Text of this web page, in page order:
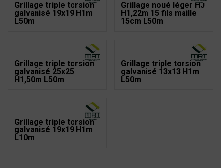
Grillage triple torsion
galvanisé 19x19 H1m
L50m
Grillage noué léger HJ
H1,22m 15 fils maille
15cm L50m
Grillage triple torsion
galvanisé 25x25
H1,50m L50m
Grillage triple torsion
galvanisé 13x13 H1m
L50m
Grillage triple torsion
galvanisé 19x19 H1m
L10m